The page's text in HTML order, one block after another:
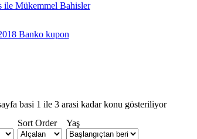
ile Mükemmel Bahisler
Banko kupon
basi 1 ile 3 arasi kadar konu gösteriliyor
Sort Order Yaş